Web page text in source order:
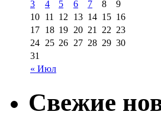
« Июл
3
4 5 6 7 8
9
10 11 12 13 14 15 16
17 18 19 20 21 22 23
24 25 26 27 28 29 30
31
Свежие